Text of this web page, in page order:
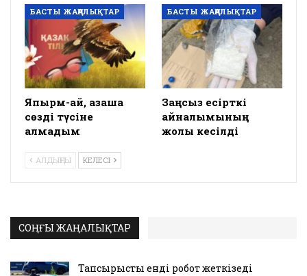
БАСТЫ ЖАҢАЛЫҚТАР
Япырм-ай, қазақша
сөзді түсіне
алмадым
БАСТЫ ЖАҢАЛЫҚТАР
Заңсыз есірткі
айналымының
жолы кесілді
АЛДЫҢҒЫ КЕЛЕСІ
СОҢҒЫ ЖАҢАЛЫҚТАР
Тапсырысты енді робот жеткізеді